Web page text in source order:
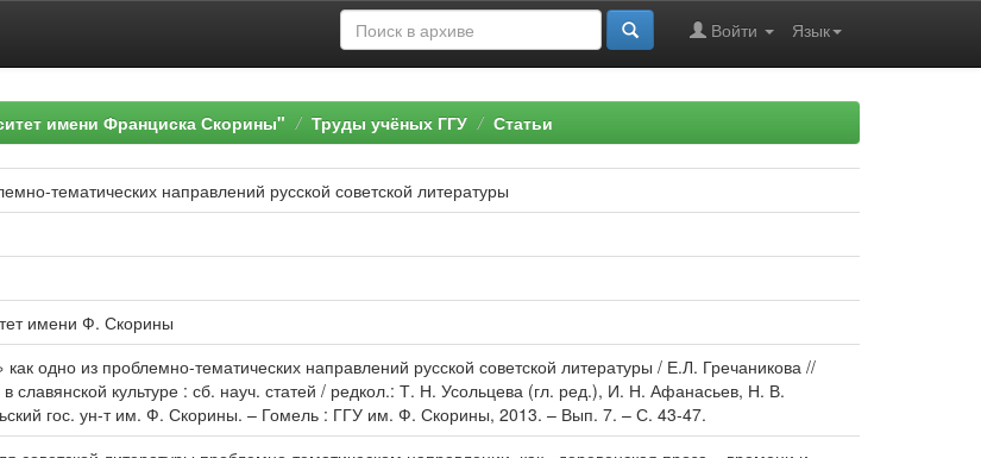
Язык
Войти
имени Франциска Скорины" Труды учёных ГГУ Статьи
тематических направлений русской советской литературы
имени Ф. Скорины
одно из проблемно-тематических направлений русской советской литературы / Е.Л. Гречаникова //
славянской культуре : сб. науч. статей / редкол.: Т. Н. Усольцева (гл. ред.), И. Н. Афанасьев, Н. В.
гос. ун-т им. Ф. Скорины. – Гомель : ГГУ им. Ф. Скорины, 2013. – Вып. 7. – С. 43-47.